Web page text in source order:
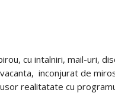
cu intalniri, mail-uri,
inconjurat de
realitatate cu